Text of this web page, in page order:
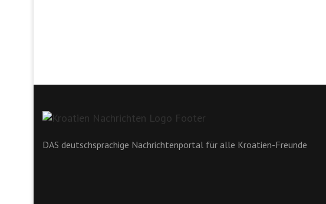
DAS deutschsprachige Nachrichtenportal für alle Kroatien-Freunde